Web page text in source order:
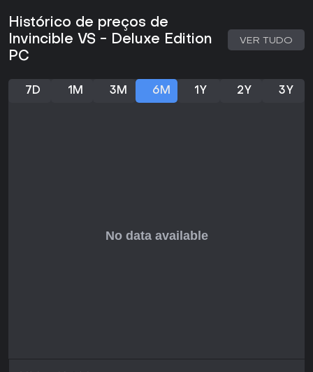
quanto combos longos que exigem execução precisa. O
motor do jogo inclui interações com o cenário que causam
dano ambiental, e o ritmo é acelerado, exigindo bom
gerenciamento de medidores para as técnicas especiais. As
confrontos, e a apresentação destaca a violência dos
opções estão disponíveis sem compras adicionais.
Histórico de preços de
Invincible VS - Deluxe Edition
PC
VER TUDO
7D 1M 3M 6M 1Y 2Y 3Y